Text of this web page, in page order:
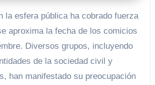
aproxima la fecha de los comicios
Diversos grupos, incluyendo
de la sociedad civil y
han manifestado su preocupación